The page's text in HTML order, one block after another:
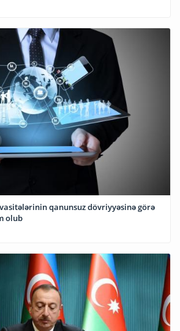
qanunsuz dövriyyəsinə görə
olub